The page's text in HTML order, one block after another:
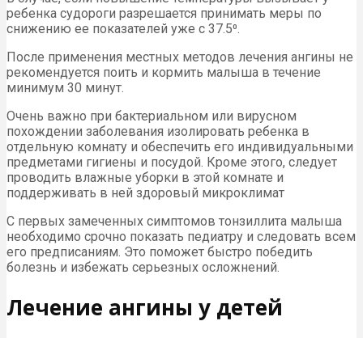
ребенка судороги разрешается принимать меры по
снижению ее показателей уже с 37.5⁰.
После применения местных методов лечения ангины не
рекомендуется поить и кормить малыша в течение
минимум 30 минут.
Очень важно при бактериальном или вирусном
похождении заболевания изолировать ребенка в
отдельную комнату и обеспечить его индивидуальными
предметами гигиены и посудой. Кроме этого, следует
проводить влажные уборки в этой комнате и
поддерживать в ней здоровый микроклимат
С первых замеченных симптомов тонзиллита малыша
необходимо срочно показать педиатру и следовать всем
его предписаниям. Это поможет быстро победить
болезнь и избежать серьезных осложнений.
Лечение ангины у детей